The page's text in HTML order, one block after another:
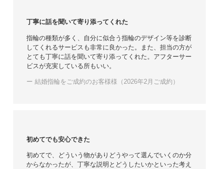
丁寧に話を聞いて寄り添ってくれた
指輪の種類が多く、自分に似合う指輪のデザイン等を診断
してくれるサービスも非常に良かった。また、担当の方が
とても丁寧に話を聞いて寄り添ってくれた。アフターサー
ビスが充実している所もいい。
ー 結婚指輪をご成約のお客様様（2026年2月ご成約）
初めてでも安心できた
初めてで、どういう物がありどうやって選んでいくのか分
からなかったが、丁寧な説明とどうしたいかといった考え